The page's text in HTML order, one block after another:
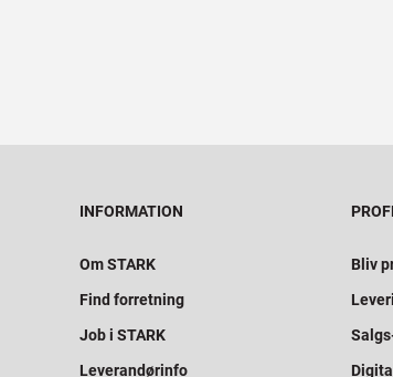
INFORMATION
Om STARK
Find forretning
Job i STARK
Leverandørinfo
Bliv